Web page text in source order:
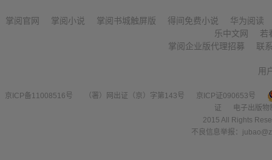
掌阅官网 掌阅小说 掌阅书城触屏版 得间免费小说
华为阅读
乐中文网
若
掌阅企业版代理招募
联
用
京ICP备11008516号 （署）网出证（京）字第143号
京ICP证090653号
证
电子出版
2015 All Rights
不良信息举报：